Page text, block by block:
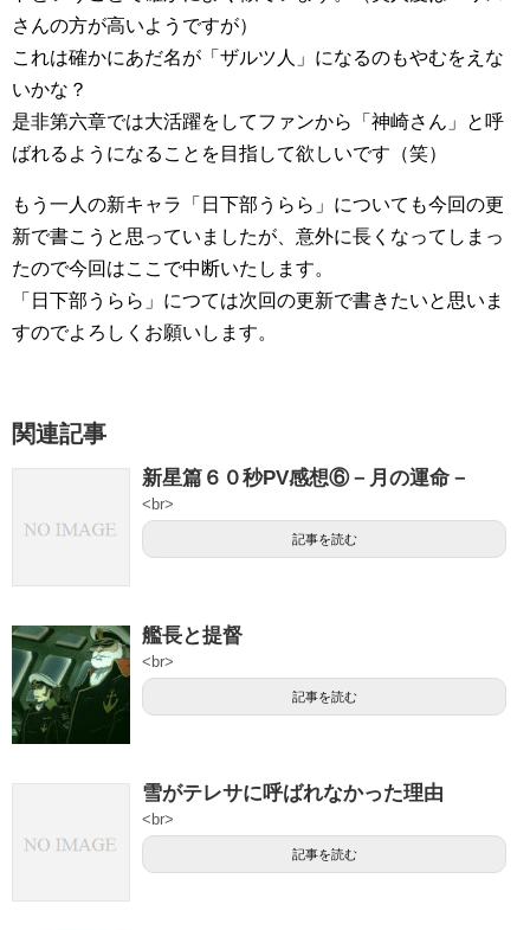
さんの方が高いようですが）
これは確かにあだ名が「ザルツ人」になるのもやむをえな
いかな？
是非第六章では大活躍をしてファンから「神崎さん」と呼
ばれるようになることを目指して欲しいです（笑）
もう一人の新キャラ「日下部うらら」についても今回の更
新で書こうと思っていましたが、意外に長くなってしまっ
たので今回はここで中断いたします。
「日下部うらら」につては次回の更新で書きたいと思いま
すのでよろしくお願いします。
関連記事
新星篇６０秒PV感想⑥－月の運命－
<br>
記事を読む
艦長と提督
<br>
記事を読む
雪がテレサに呼ばれなかった理由
<br>
記事を読む